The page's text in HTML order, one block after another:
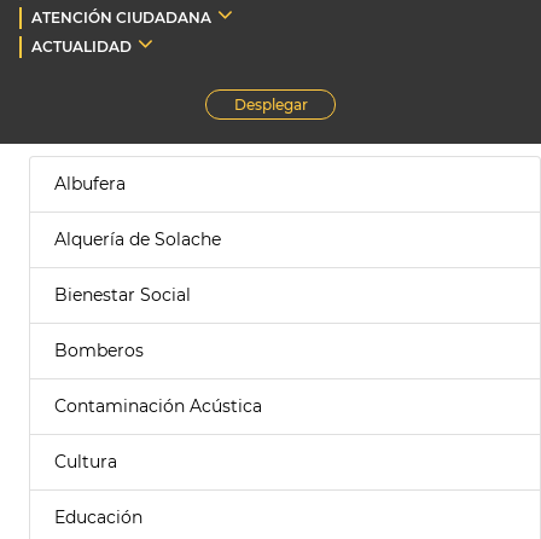
ATENCIÓN CIUDADANA
ACTUALIDAD
Desplegar
Albufera
Alquería de Solache
Bienestar Social
Bomberos
Contaminación Acústica
Cultura
Educación